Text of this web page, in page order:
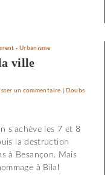
- Urbanisme
ville
un commentaire on
d’effroi
à
«
| Doubs
s'achève les 7 et 8
la destruction
à Besançon. Mais
à Bilal